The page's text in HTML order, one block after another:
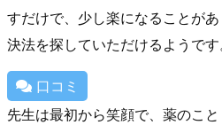
すだけで、少し楽になることが
決法を探していただけるようです
口コミ
先生は最初から笑顔で、薬のこ